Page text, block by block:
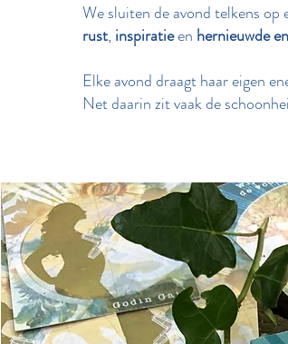
We sluiten de avond telkens
rust, inspiratieen hernieuwde
Elke avond draagt haar eigen
Net daarin zit vaak de